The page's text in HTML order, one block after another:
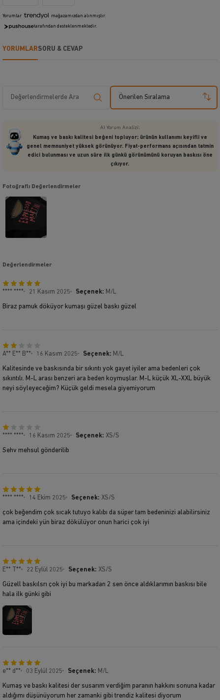
Yorumlar mağazamızdan alınmıştır.
tarafından desteklenmektedir.
YORUMLARSORU & CEVAP
Önerilen Sıralama
AI Yorum Analizi:
Kumaş ve baskı kalitesi beğeni topluyor; ürünün kullanımı keyifli ve
genel memnuniyet yüksek görünüyor. Fiyat-performans açısından tatmin
edici bulunması ve uzun süre ilk günkü görünümünü koruyan baskısı öne
çıkıyor.
Fotoğraflı Değerlendirmeler
Değerlendirmeler
**** **** 21 Kasım 2025 Seçenek: M/L
Biraz pamuk döküyor kumaşı güzel baskı güzel
A** E** B** 16 Kasım 2025 Seçenek: M/L
Kalitesinde ve baskısında bir sıkıntı yok gayet iyiler ama bedenleri çok
sıkıntılı. M-L arası benzeri ara beden koymuşlar. M-L küçük XL-XXL büyük
neyi söyleyeceğim? Küçük geldi mesela giyemiyorum
**** **** 16 Kasım 2025 Seçenek: XS/S
Sehv mehsul gönderilib
**** **** 14 Ekim 2025 Seçenek: XS/S
çok beğendim çok sıcak tutuyo kalıbı da süper tam bedeninizi alabilirsiniz
ama içindeki yün biraz dökülüyor onun harici çok iyi
E** T** 22 Eylül 2025 Seçenek: XS/S
Güzell baskılsrı çok iyi bu markadan 2 sen önce aldıklarımın baskısı bile
hala ilk günki gibi
e** d** 03 Eylül 2025 Seçenek: M/L
Kumaş ve baskı kalitesi der susarım verdiğim paranın hakkını sonuna kadar
aldığımı düşünüyorum her zamanki gibi trendiz kalitesi diyorum